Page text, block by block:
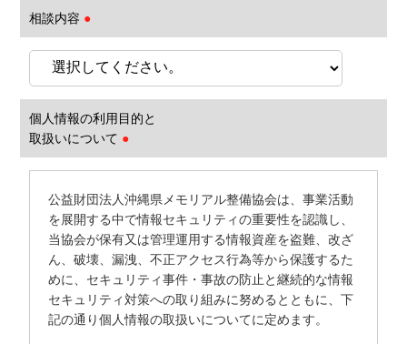
相談内容 ●
個人情報の利用目的と
取扱いについて ●
公益財団法人沖縄県メモリアル整備協会は、事業活動
を展開する中で情報セキュリティの重要性を認識し、
当協会が保有又は管理運用する情報資産を盗難、改ざ
ん、破壊、漏洩、不正アクセス行為等から保護するた
めに、セキュリティ事件・事故の防止と継続的な情報
セキュリティ対策への取り組みに努めるとともに、下
記の通り個人情報の取扱いについてに定めます。